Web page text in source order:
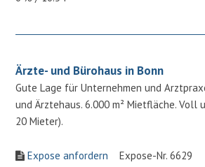
Ärzte- und Bürohaus in Bonn
Gute Lage für Unternehmen und
und Ärztehaus. 6.000 m² Mietfläche. Voll
20 Mieter).
Expose anfordern Expose-Nr. 6629